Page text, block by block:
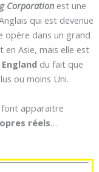
Corporation est une
qui est devenue
opère dans un grand
Asie, mais elle est
du fait que
ou moins Uni.
font apparaitre
réels…